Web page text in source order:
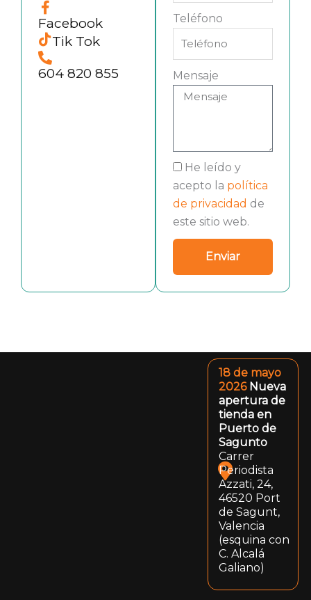
Facebook
Tik Tok
604 820 855
Teléfono
Mensaje
He leído y
acepto la política
de privacidad de
este sitio web.
Enviar
18 de mayo
2026 Nueva
apertura de
tienda en
Puerto de
Sagunto
Carrer
Periodista
Azzati, 24,
46520 Port
de Sagunt,
Valencia
(esquina con
C. Alcalá
Galiano)